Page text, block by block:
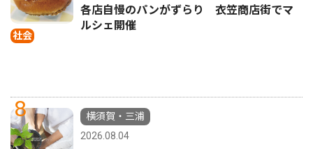
社会
各店自慢のパンがずらり 衣笠商店街でマ
ルシェ開催
8
横須賀・三浦
2026.08.04